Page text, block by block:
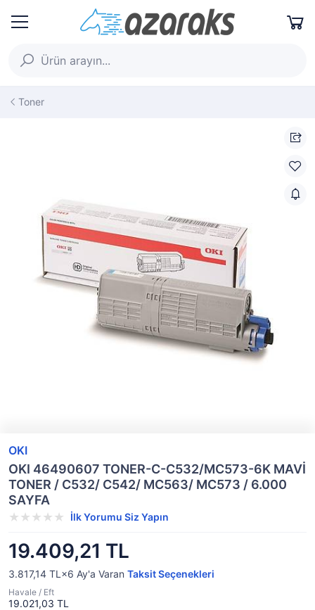
Toner
OKI
OKI 46490607 TONER-C-C532/MC573-6K MAVİ
TONER / C532/ C542/ MC563/ MC573 / 6.000
SAYFA
İlk Yorumu Siz Yapın
19.409,21 TL
3.817,14 TL×6 Ay'a Varan Taksit Seçenekleri
Havale / Eft
19.021,03 TL